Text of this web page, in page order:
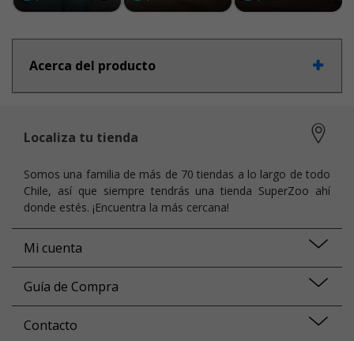
Acerca del producto
Localiza tu tienda
Somos una familia de más de 70 tiendas a lo largo de todo
Chile, así que siempre tendrás una tienda SuperZoo ahí
donde estés. ¡Encuentra la más cercana!
Mi cuenta
Guía de Compra
Contacto